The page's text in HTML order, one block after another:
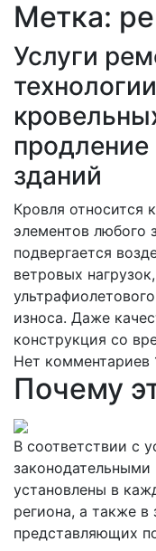
Метка:
Услуги
зданий
Кровля относится
элементов любого
подвергается
ветровых
износа. Даже
конструкция со
Нет комментариев
Почему
В соответствии с
установлены в
региона, а также
представляющих